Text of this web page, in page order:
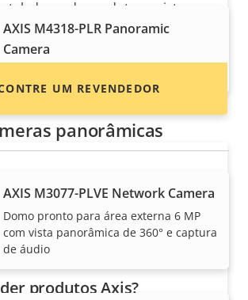
AXIS M4318-PLR Panoramic
Camera
panorâmicas
AXIS M3077-PLVE Network Camera
Domo pronto para área externa 6 MP
com vista panorâmica de 360° e captura
de áudio
de produtos e sistemas
Axis.
UM REVENDEDOR
produtos Axis?